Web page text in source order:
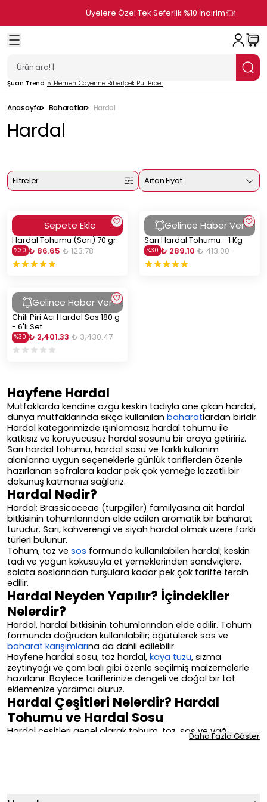
Üyelere Özel Tek Seferlik %10 İndirim
Şuan Trend 5. ElementCayenne Biberİpek Pul Biber
Anasayfa Baharatlar Hardal
Hardal
Filtreler Artan Fiyat
Sepete Ekle
Hardal Tohumu (Sarı) 70 gr
%30 ₺ 86.65 ₺ 123.78
Gelince Haber Ver
Sarı Hardal Tohumu - 1 Kg
%30 ₺ 289.10 ₺ 413.00
Gelince Haber Ver
Chili Piri Acı Hardal Sos 180 g
- 6'lı Set
%30 ₺ 2,401.33 ₺ 3,430.47
Hayfene Hardal
Mutfaklarda kendine özgü keskin tadıyla öne çıkan hardal,
dünya mutfaklarında sıkça kullanılan baharatlardan biridir.
Hardal kategorimizde ışınlamasız hardal tohumu ile
katkısız ve koruyucusuz hardal sosunu bir araya getiririz.
Sarı hardal tohumu, hardal sosu ve farklı kullanım
alanlarına uygun seçeneklerle günlük tariflerden özenle
hazırlanan sofralara kadar pek çok yemeğe lezzetli bir
dokunuş katmanızı sağlarız.
Hardal Nedir?
Hardal; Brassicaceae (turpgiller) familyasına ait hardal
bitkisinin tohumlarından elde edilen aromatik bir baharat
türüdür. Sarı, kahverengi ve siyah hardal olmak üzere farklı
türleri bulunur.
Tohum, toz ve sos formunda kullanılabilen hardal; keskin
tadı ve yoğun kokusuyla et yemeklerinden sandviçlere,
salata soslarından turşulara kadar pek çok tarifte tercih
edilir.
Hardal Neyden Yapılır? İçindekiler
Nelerdir?
Hardal, hardal bitkisinin tohumlarından elde edilir. Tohum
formunda doğrudan kullanılabilir; öğütülerek sos ve
baharat karışımlarına da dahil edilebilir.
Hayfene hardal sosu, toz hardal, kaya tuzu, sızma
zeytinyağı ve çam balı gibi özenle seçilmiş malzemelerle
hazırlanır. Böylece tariflerinize dengeli ve doğal bir tat
eklemenize yardımcı oluruz.
Hardal Çeşitleri Nelerdir? Hardal
Tohumu ve Hardal Sosu
Hardal çeşitleri genel olarak tohum, toz, sos ve yağ
formunda değerlendirilir. Hayfene Hardal kategorisinde en
Daha Fazla Göster